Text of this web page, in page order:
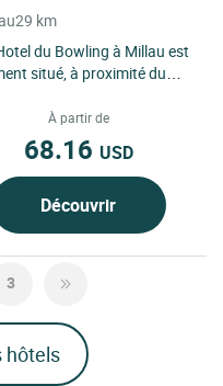
29 km
du Bowling à Millau est
situé, à proximité du
À partir de
68.16 USD
Découvrir
3
hôtels